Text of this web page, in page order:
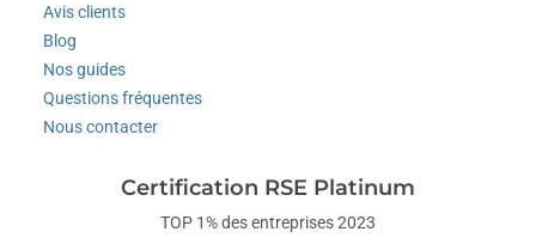
Avis clients
Blog
Nos guides
Questions fréquentes
Nous contacter
Certification RSE Platinum
TOP 1% des entreprises 2023